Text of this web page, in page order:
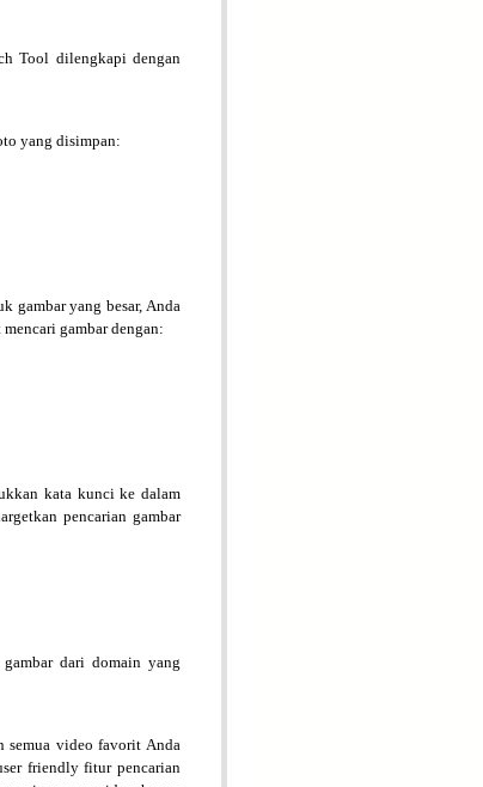
Tool dilengkapi dengan
yang disimpan:
gambar yang besar, Anda
gambar dengan:
kata kunci ke dalam
pencarian gambar
gambar dari domain yang
semua video favorit Anda
friendly fitur pencarian